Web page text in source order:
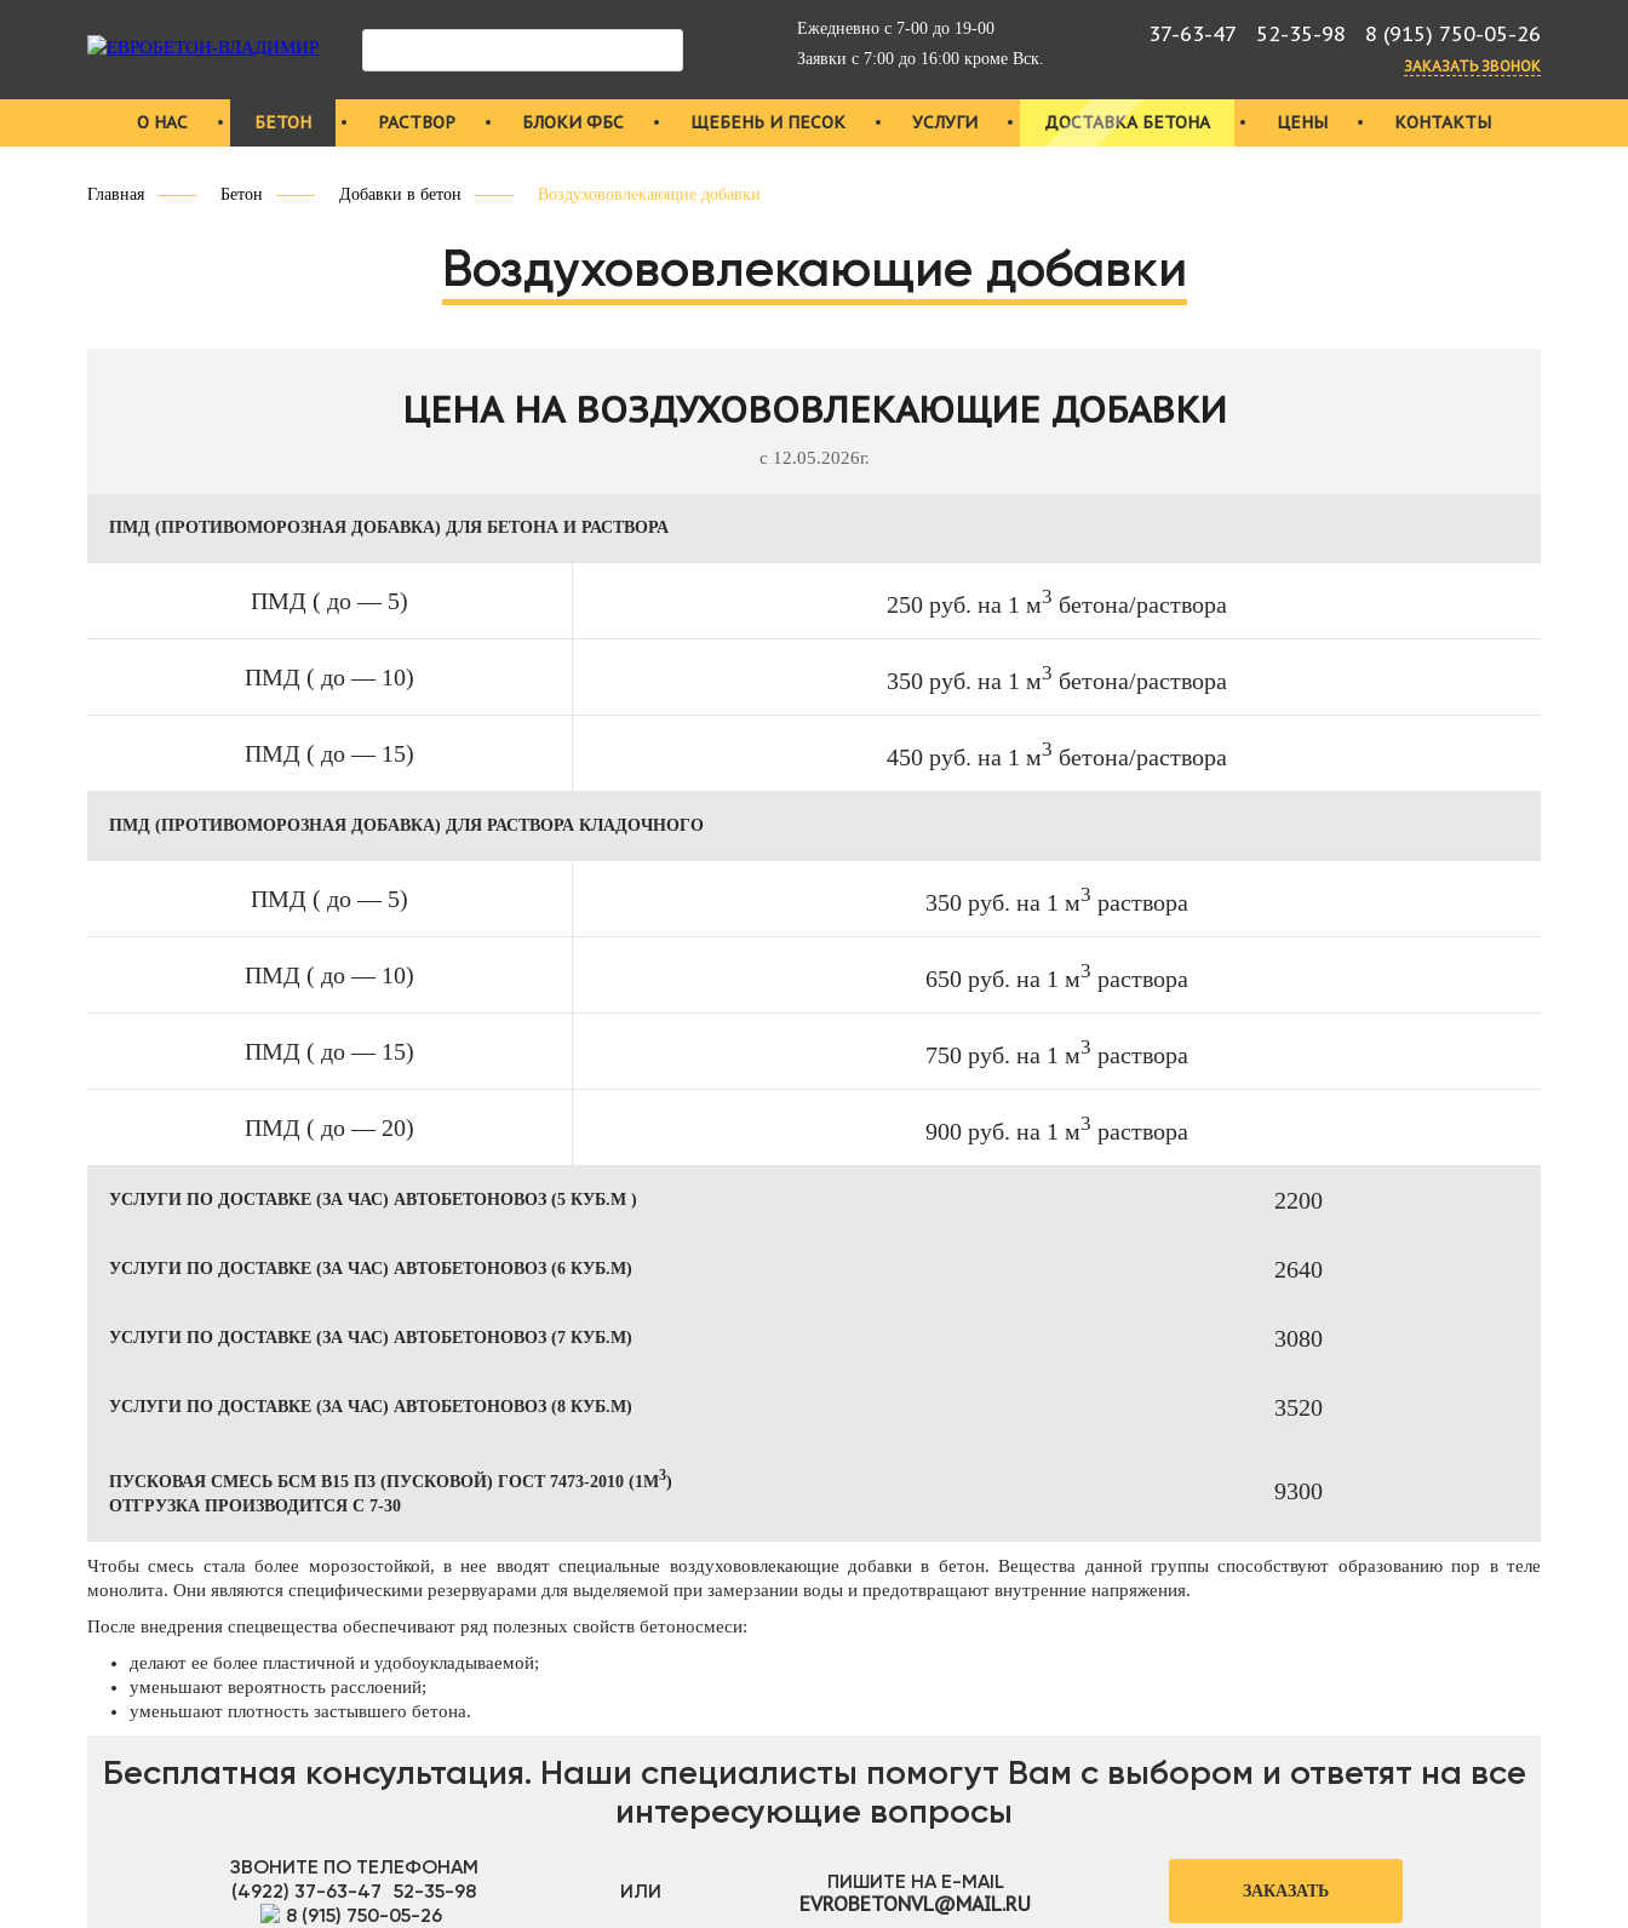
Ежедневно с 7-00 до 19-00
Заявки с 7:00 до 16:00 кроме Вск.
37-63-47 52-35-98 8 (915) 750-05-26
ЗАКАЗАТЬ ЗВОНОК
О НАС БЕТОН РАСТВОР БЛОКИ ФБС ЩЕБЕНЬ И ПЕСОК УСЛУГИ ДОСТАВКА БЕТОНА ЦЕНЫ КОНТАКТЫ
Главная Бетон Добавки в бетон Воздухововлекающие добавки
Воздухововлекающие добавки
ЦЕНА НА ВОЗДУХОВОВЛЕКАЮЩИЕ ДОБАВКИ
с 12.05.2026г.
ПМД (ПРОТИВОМОРОЗНАЯ ДОБАВКА) ДЛЯ БЕТОНА И РАСТВОРА
ПМД ( до — 5) 250 руб. на 1 м3 бетона/раствора
ПМД ( до — 10) 350 руб. на 1 м3 бетона/раствора
ПМД ( до — 15) 450 руб. на 1 м3 бетона/раствора
ПМД (ПРОТИВОМОРОЗНАЯ ДОБАВКА) ДЛЯ РАСТВОРА КЛАДОЧНОГО
ПМД ( до — 5) 350 руб. на 1 м3 раствора
ПМД ( до — 10) 650 руб. на 1 м3 раствора
ПМД ( до — 15) 750 руб. на 1 м3 раствора
ПМД ( до — 20) 900 руб. на 1 м3 раствора
УСЛУГИ ПО ДОСТАВКЕ (ЗА ЧАС) АВТОБЕТОНОВОЗ (5 КУБ.М ) 2200
УСЛУГИ ПО ДОСТАВКЕ (ЗА ЧАС) АВТОБЕТОНОВОЗ (6 КУБ.М) 2640
УСЛУГИ ПО ДОСТАВКЕ (ЗА ЧАС) АВТОБЕТОНОВОЗ (7 КУБ.М) 3080
УСЛУГИ ПО ДОСТАВКЕ (ЗА ЧАС) АВТОБЕТОНОВОЗ (8 КУБ.М) 3520
ПУСКОВАЯ СМЕСЬ БСМ В15 П3 (ПУСКОВОЙ) ГОСТ 7473-2010 (1М3)
ОТГРУЗКА ПРОИЗВОДИТСЯ С 7-30
9300
Чтобы смесь стала более морозостойкой, в нее вводят специальные воздухововлекающие добавки в бетон. Вещества данной группы способствуют образованию пор в теле
монолита. Они являются специфическими резервуарами для выделяемой при замерзании воды и предотвращают внутренние напряжения.
После внедрения спецвещества обеспечивают ряд полезных свойств бетоносмеси:
делают ее более пластичной и удобоукладываемой;
уменьшают вероятность расслоений;
уменьшают плотность застывшего бетона.
Бесплатная консультация. Наши специалисты помогут Вам с выбором и ответят на все
интересующие вопросы
ЗВОНИТЕ ПО ТЕЛЕФОНАМ
(4922) 37-63-47 52-35-98
8 (915) 750-05-26
ИЛИ ПИШИТЕ НА E-MAIL
EVROBETONVL@MAIL.RU ЗАКАЗАТЬ